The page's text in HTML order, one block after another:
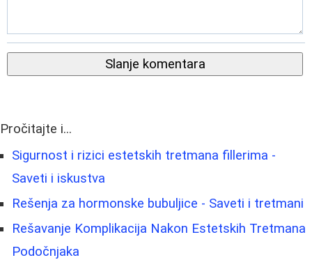
Slanje komentara
Pročitajte i...
Sigurnost i rizici estetskih tretmana fillerima -
Saveti i iskustva
Rešenja za hormonske bubuljice - Saveti i tretmani
Rešavanje Komplikacija Nakon Estetskih Tretmana
Podočnjaka